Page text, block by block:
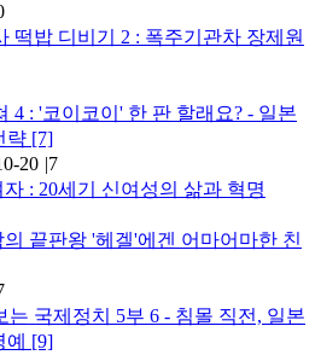
떡밥 디비기 2 : 폭주기관차 장제원
4 : '코이코이' 한 판 할래요? - 일본
략 [7]
20 |7
: 20세기 신여성의 삶과 혁명
끝판왕 '헤겔'에겐 어마어마한 친
국제정치 5부 6 - 침몰 직전, 일본
[9]